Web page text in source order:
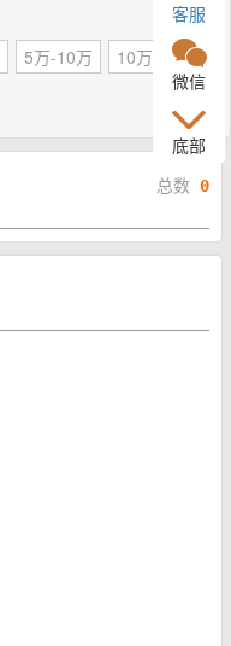
5万-10万
10万-20万
总数0
客服
微信
底部